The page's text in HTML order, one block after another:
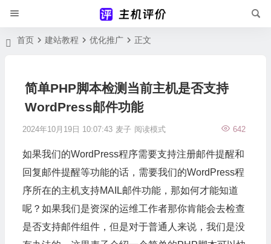
首页 建站教程 优化推广 正文
简单PHP脚本检测当前主机是否支持
WordPress邮件功能
2024年10月19日 10:07:43 麦子 642
阅读模式
如果我们的WordPress程序需要支持注册邮件提醒和
回复邮件提醒等功能的话，需要我们的WordPress程
序所在的主机支持MAIL邮件功能，那如何才能知道
呢？如果我们是资深的运维工作者那你肯能会去检查
是否支持邮件组件，但是对于普通人来说，我们是没